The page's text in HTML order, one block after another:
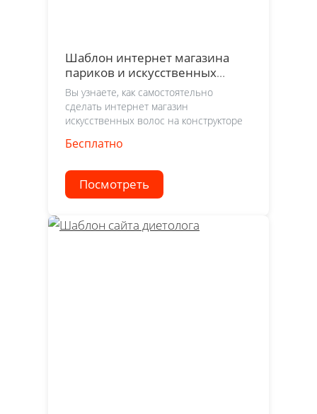
Шаблон интернет магазина
париков и искусственных
волос
Вы узнаете, как самостоятельно
сделать интернет магазин
искусственных волос на конструкторе
Бесплатно
Посмотреть